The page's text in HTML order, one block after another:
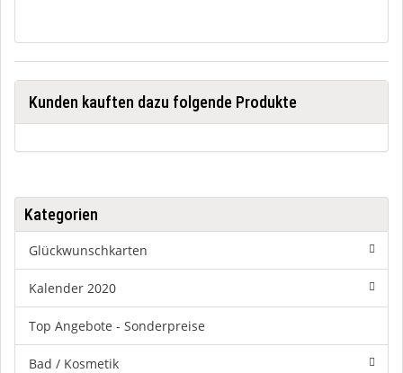
Kunden kauften dazu folgende Produkte
Kategorien
Glückwunschkarten
Kalender 2020
Top Angebote - Sonderpreise
Bad / Kosmetik